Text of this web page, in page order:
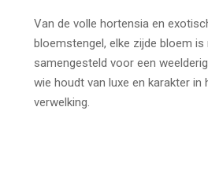
Van de volle hortensia en
bloemstengel, elke zijde bloem
samengesteld voor een
wie houdt van luxe en karakter
verwelking.